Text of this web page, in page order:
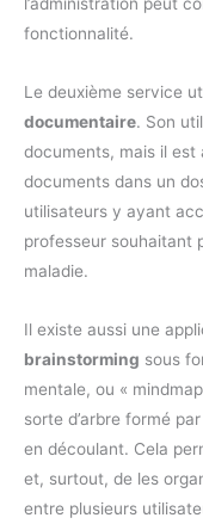
fonctionnalité.
Le deuxième service
documentaire. Son
documents, mais il est
documents dans un
utilisateurs y ayant
professeur souhaitant
maladie.
Il existe aussi une
brainstorming sous
mentale, ou «
sorte d’arbre formé
en découlant. Cela
et, surtout, de les
entre plusieurs